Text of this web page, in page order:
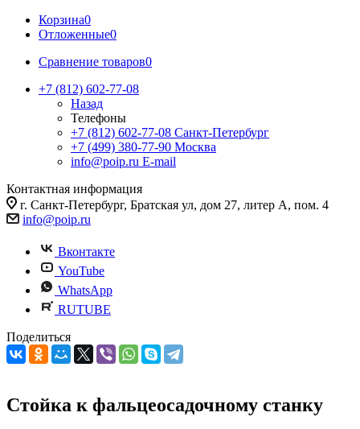
Корзина0
Отложенные0
Сравнение товаров0
+7 (812) 602-77-08
Назад
Телефоны
+7 (812) 602-77-08 Санкт-Петербург
+7 (499) 380-77-90 Москва
info@poip.ru E-mail
Контактная информация
г. Санкт-Петербург, Братская ул, дом 27, литер А, пом. 4
info@poip.ru
Вконтакте
YouTube
WhatsApp
RUTUBE
Поделиться
Стойка к фальцеосадочному станку